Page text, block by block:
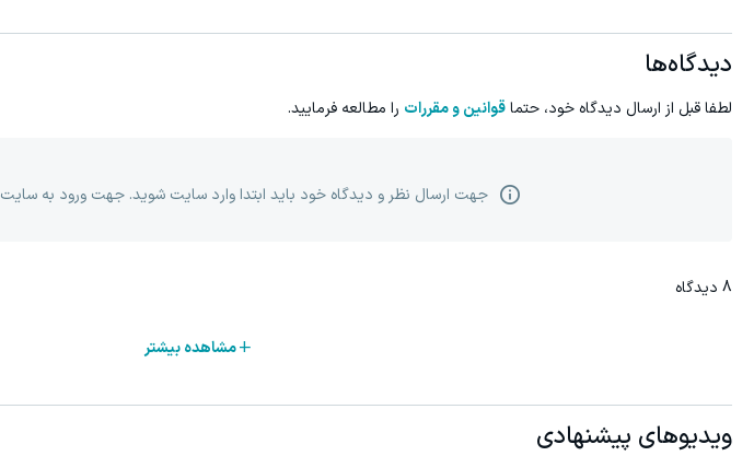
دیدگاه‌ها
لطفا قبل از ارسال دیدگاه خود، حتماقوانین و مقررات را مطالعه فرمایید.
جهت ارسال نظر و دیدگاه خود باید ابتدا وارد سایت شوید. جهت ورود به سایت
8 دیدگاه
مشاهده بیشتر
ویدیوهای پیشنهادی